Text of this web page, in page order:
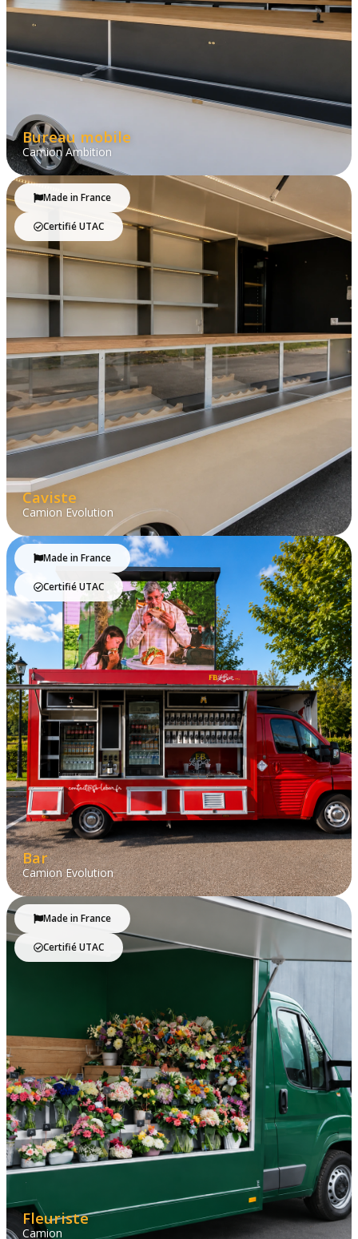
Bureau mobile
Camion Ambition
Made in France
Certifié UTAC
Caviste
Camion Evolution
Made in France
Certifié UTAC
Bar
Camion Evolution
Made in France
Certifié UTAC
Fleuriste
Camion